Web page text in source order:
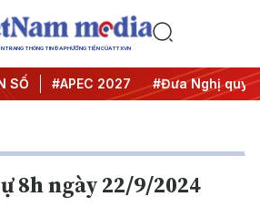
TRANG THÔNG TIN ĐA PHƯƠNG TIỆN CỦA TTXVN
SỐ
3 #APEC 2027 #Đưa Nghị quyết
8h ngày 22/9/2024